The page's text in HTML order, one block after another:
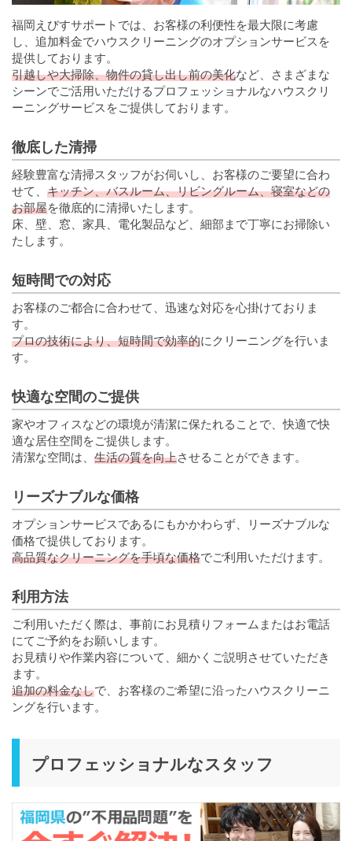
福岡えびすサポートでは、お客様の利便性を最大限に考慮
し、追加料金でハウスクリーニングのオプションサービスを
提供しております。
引越しや大掃除、物件の貸し出し前の美化など、さまざまな
シーンでご活用いただけるプロフェッショナルなハウスクリ
ーニングサービスをご提供しております。
徹底した清掃
経験豊富な清掃スタッフがお伺いし、お客様のご要望に合わ
せて、 キッチン、バスルーム、リビングルーム、寝室などの
お部屋を徹底的に清掃いたします。
床、壁、窓、家具、電化製品など、細部まで丁寧にお掃除い
たします。
短時間での対応
お客様のご都合に合わせて、迅速な対応を心掛けておりま
す。
プロの技術により、短時間で効率的にクリーニングを行いま
す。
快適な空間のご提供
家やオフィスなどの環境が清潔に保たれることで、快適で快
適な居住空間をご提供します。
清潔な空間は、 生活の質を向上させることができます。
リーズナブルな価格
オプションサービスであるにもかかわらず、リーズナブルな
価格で提供しております。
高品質なクリーニングを手頃な価格でご利用いただけます。
利用方法
ご利用いただく際は、事前にお見積りフォームまたはお電話
にてご予約をお願いします。
お見積りや作業内容について、細かくご説明させていただき
ます。
追加の料金なしで、お客様のご希望に沿ったハウスクリーニ
ングを行います。
プロフェッショナルなスタッフ